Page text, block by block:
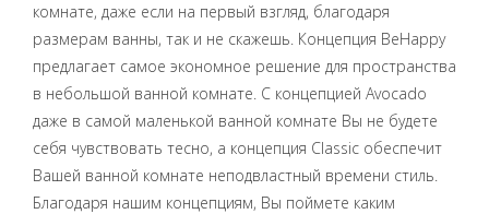
комнате, даже если на первый взгляд, благодаря
размерам ванны, так и не скажешь. Концепция BeHappy
предлагает самое экономное решение для пространства
в небольшой ванной комнате. С концепцией Avocado
даже в самой маленькой ванной комнате Вы не будете
себя чувствовать тесно, а концепция Classic обеспечит
Вашей ванной комнате неподвластный времени стиль.
Благодаря нашим концепциям, Вы поймете каким